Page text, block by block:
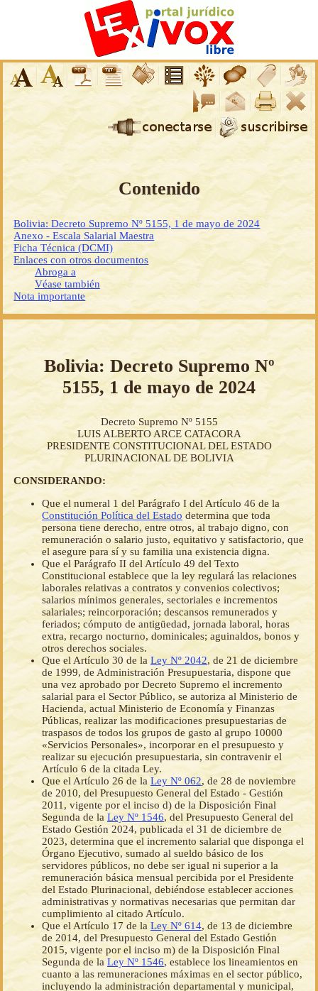
Contenido
Bolivia: Decreto Supremo Nº 5155, 1 de mayo de 2024
Anexo - Escala Salarial Maestra
Ficha Técnica (DCMI)
Enlaces con otros documentos
Abroga a
Véase también
Nota importante
Bolivia: Decreto Supremo Nº
5155, 1 de mayo de 2024
Decreto Supremo Nº 5155
LUIS ALBERTO ARCE CATACORA
PRESIDENTE CONSTITUCIONAL DEL ESTADO
PLURINACIONAL DE BOLIVIA
CONSIDERANDO:
Que el numeral 1 del Parágrafo I del Artículo 46 de la
Constitución Política del Estadodetermina que toda
persona tiene derecho, entre otros, al trabajo digno, con
remuneración o salario justo, equitativo y satisfactorio, que
el asegure para sí y su familia una existencia digna.
Que el Parágrafo II del Artículo 49 del Texto
Constitucional establece que la ley regulará las relaciones
laborales relativas a contratos y convenios colectivos;
salarios mínimos generales, sectoriales e incrementos
salariales; reincorporación; descansos remunerados y
feriados; cómputo de antigüedad, jornada laboral, horas
extra, recargo nocturno, dominicales; aguinaldos, bonos y
otros derechos sociales.
Que el Artículo 30 de la Ley Nº 2042, de 21 de diciembre
de 1999, de Administración Presupuestaria, dispone que
una vez aprobado por Decreto Supremo el incremento
salarial para el Sector Público, se autoriza al Ministerio de
Hacienda, actual Ministerio de Economía y Finanzas
Públicas, realizar las modificaciones presupuestarias de
traspasos de todos los grupos de gasto al grupo 10000
«Servicios Personales», incorporar en el presupuesto y
realizar su ejecución presupuestaria, sin contravenir el
Artículo 6 de la citada Ley.
Que el Artículo 26 de la Ley Nº 062, de 28 de noviembre
de 2010, del Presupuesto General del Estado - Gestión
2011, vigente por el inciso d) de la Disposición Final
Segunda de la Ley Nº 1546, del Presupuesto General del
Estado Gestión 2024, publicada el 31 de diciembre de
2023, determina que el incremento salarial que disponga el
Órgano Ejecutivo, sumado al sueldo básico de los
servidores públicos, no debe ser igual ni superior a la
remuneración básica mensual percibida por el Presidente
del Estado Plurinacional, debiéndose establecer acciones
administrativas y normativas necesarias que permitan dar
cumplimiento al citado Artículo.
Que el Artículo 17 de la Ley Nº 614, de 13 de diciembre
de 2014, del Presupuesto General del Estado Gestión
2015, vigente por el inciso m) de la Disposición Final
Segunda de la Ley Nº 1546, establece los lineamientos en
cuanto a las remuneraciones máximas en el sector público,
incluyendo la administración departamental y municipal,